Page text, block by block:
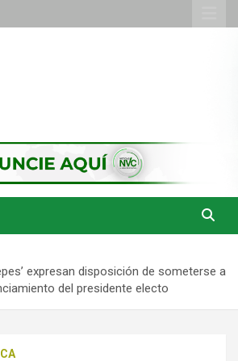
expresan disposición de someterse a
del presidente electo